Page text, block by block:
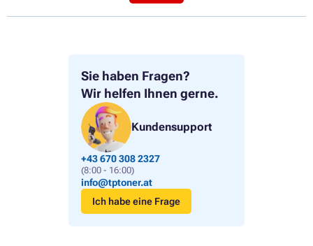
Sie haben Fragen?
Wir helfen Ihnen gerne.
Kundensupport
+43 670 308 2327
(8:00 - 16:00)
info@tptoner.at
Ich habe eine Frage